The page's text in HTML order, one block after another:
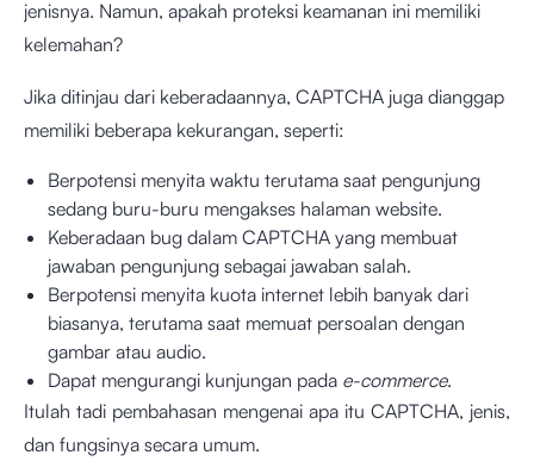
jenisnya. Namun, apakah proteksi keamanan ini memiliki
kelemahan?
Jika ditinjau dari keberadaannya, CAPTCHA juga dianggap
memiliki beberapa kekurangan, seperti:
Berpotensi menyita waktu terutama saat pengunjung
sedang buru-buru mengakses halaman website.
Keberadaan bug dalam CAPTCHA yang membuat
jawaban pengunjung sebagai jawaban salah.
Berpotensi menyita kuota internet lebih banyak dari
biasanya, terutama saat memuat persoalan dengan
gambar atau audio.
Dapat mengurangi kunjungan pada e-commerce.
Itulah tadi pembahasan mengenai apa itu CAPTCHA, jenis,
dan fungsinya secara umum.